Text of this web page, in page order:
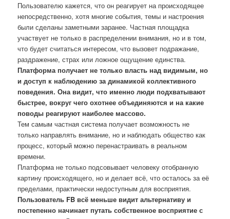
Пользователю кажется, что он реагирует на происходящее
непосредственно, хотя многие события, темы и настроения
были сделаны заметными заранее. Частная площадка
участвует не только в распределении внимания, но и в том,
что будет считаться интересом, что вызовет подражание,
раздражение, страх или ложное ощущение единства.
Платформа получает не только власть над видимым, но
и доступ к наблюдению за динамикой коллективного
поведения. Она видит, что именно люди подхватывают
быстрее, вокруг чего охотнее объединяются и на какие
поводы реагируют наиболее массово.
Тем самым частная система получает возможность не
только направлять внимание, но и наблюдать общество как
процесс, который можно перенастраивать в реальном
времени.
Платформа не только подсовывает человеку отобранную
картину происходящего, но и делает всё, что осталось за её
пределами, практически недоступным для восприятия.
Пользователь FB всё меньше видит альтернативу и
постепенно начинает путать собственное восприятие с